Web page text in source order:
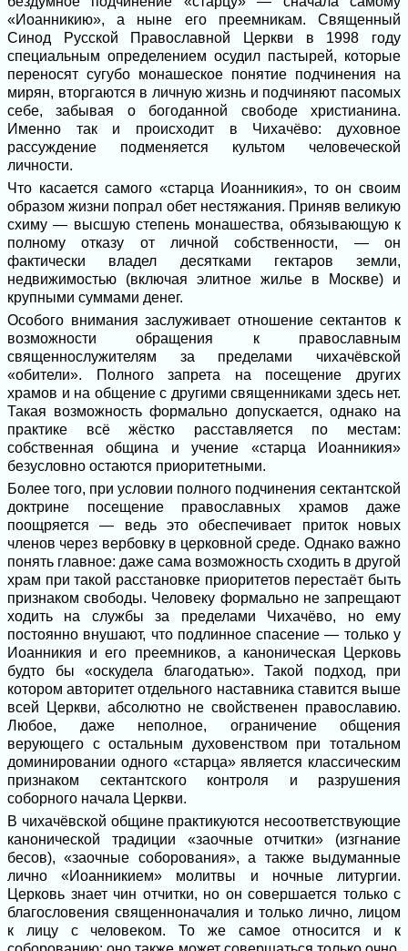
«Иоанникию», а ныне его преемникам. Священный
Синод Русской Православной Церкви в 1998 году
специальным определением осудил пастырей, которые
переносят сугубо монашеское понятие подчинения на
мирян, вторгаются в личную жизнь и подчиняют пасомых
себе, забывая о богоданной свободе христианина.
Именно так и происходит в Чихачёво: духовное
рассуждение подменяется культом человеческой
личности.
Что касается самого «старца Иоанникия», то он своим
образом жизни попрал обет нестяжания. Приняв великую
схиму — высшую степень монашества, обязывающую к
полному отказу от личной собственности, — он
фактически владел десятками гектаров земли,
недвижимостью (включая элитное жилье в Москве) и
крупными суммами денег.
Особого внимания заслуживает отношение сектантов к
возможности обращения к православным
священнослужителям за пределами чихачёвской
«обители». Полного запрета на посещение других
храмов и на общение с другими священниками здесь нет.
Такая возможность формально допускается, однако на
практике всё жёстко расставляется по местам:
собственная община и учение «старца Иоанникия»
безусловно остаются приоритетными.
Более того, при условии полного подчинения сектантской
доктрине посещение православных храмов даже
поощряется — ведь это обеспечивает приток новых
членов через вербовку в церковной среде. Однако важно
понять главное: даже сама возможность сходить в другой
храм при такой расстановке приоритетов перестаёт быть
признаком свободы. Человеку формально не запрещают
ходить на службы за пределами Чихачёво, но ему
постоянно внушают, что подлинное спасение — только у
Иоанникия и его преемников, а каноническая Церковь
будто бы «оскудела благодатью». Такой подход, при
котором авторитет отдельного наставника ставится выше
всей Церкви, абсолютно не свойственен православию.
Любое, даже неполное, ограничение общения
верующего с остальным духовенством при тотальном
доминировании одного «старца» является классическим
признаком сектантского контроля и разрушения
соборного начала Церкви.
В чихачёвской общине практикуются несоответствующие
канонической традиции «заочные отчитки» (изгнание
бесов), «заочные соборования», а также выдуманные
лично «Иоанникием» молитвы и ночные литургии.
Церковь знает чин отчитки, но он совершается только с
благословения священноначалия и только лично, лицом
к лицу с человеком. То же самое относится и к